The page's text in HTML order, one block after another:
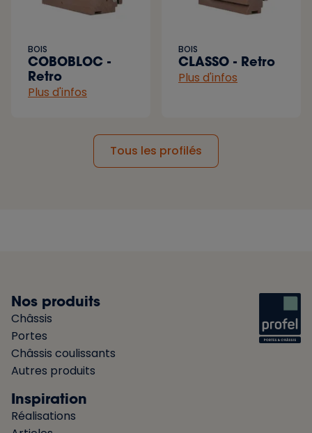
BOIS
COBOBLOC -
Retro
Plus d'infos
BOIS
CLASSO - Retro
Plus d'infos
Tous les profilés
Nos produits
Châssis
Portes
Châssis coulissants
Autres produits
Inspiration
Réalisations